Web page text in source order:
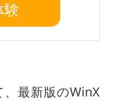
験
、最新版のWinX